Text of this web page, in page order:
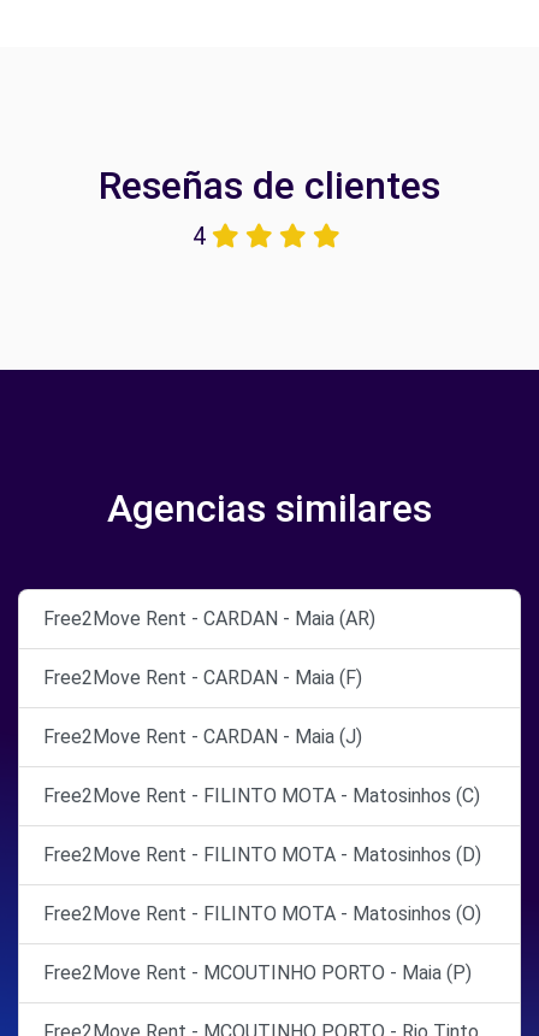
Reseñas de clientes
4
Agencias similares
Free2Move Rent - CARDAN - Maia (AR)
Free2Move Rent - CARDAN - Maia (F)
Free2Move Rent - CARDAN - Maia (J)
Free2Move Rent - FILINTO MOTA - Matosinhos (C)
Free2Move Rent - FILINTO MOTA - Matosinhos (D)
Free2Move Rent - FILINTO MOTA - Matosinhos (O)
Free2Move Rent - MCOUTINHO PORTO - Maia (P)